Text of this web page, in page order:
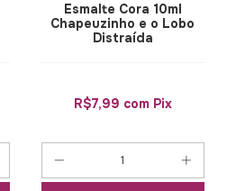
Esmalte Cora 10ml
Chapeuzinho e o Lobo
Distraída
R$7,99 com Pix